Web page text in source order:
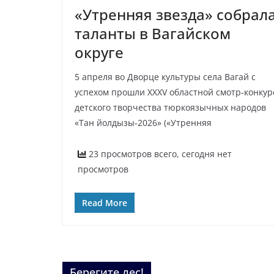
«Утренняя звезда»
таланты в Вагайском
округе
5 апреля во Дворце культуры села Вагай с
успехом прошли XXXV областной
детского творчества тюркоязычных народов
«Тан йолдызы‑2026» («Утренняя
23 просмотров всего, сегодня нет
просмотров
Read More